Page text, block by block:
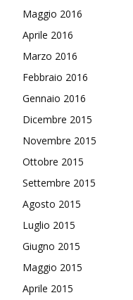
Maggio 2016
Aprile 2016
Marzo 2016
Febbraio 2016
Gennaio 2016
Dicembre 2015
Novembre 2015
Ottobre 2015
Settembre 2015
Agosto 2015
Luglio 2015
Giugno 2015
Maggio 2015
Aprile 2015